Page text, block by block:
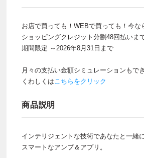
お店で買っても！WEBで買っても！今な
ショッピングクレジット分割48回払いま
期間限定 ～2026年8月31日まで
月々の支払い金額シミュレーションもで
くわしくはこちらをクリック
商品説明
インテリジェントな技術であなたと一緒
スマートなアンプ＆アプリ。